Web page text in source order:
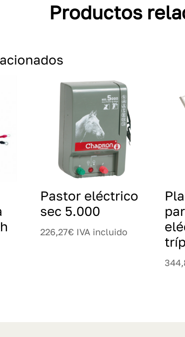
Productos
Pastor eléctrico
sec 5.000
226,27€ IVA incluido